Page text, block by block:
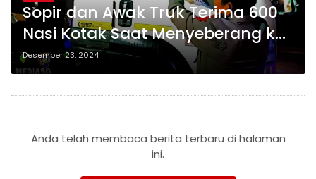
Sopir dan Awak Truk Terima 600
Nasi Kotak Saat Menyeberang ke
Jawa Lewat Pelabuhan BBJ
Bakauheni
Desember 23, 2024
Anda telah membaca berita terbaru di halaman
ini.